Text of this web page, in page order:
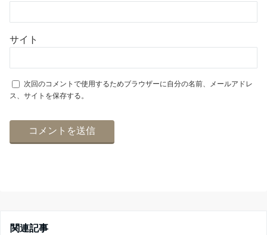
サイト
次回のコメントで使用するためブラウザーに自分の名前、メールアドレ
ス、サイトを保存する。
関連記事